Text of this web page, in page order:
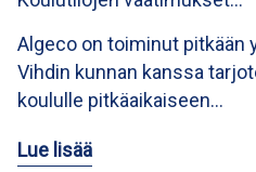
Algeco on toiminut pitkään
Vihdin kunnan kanssa
koululle pitkäaikaiseen…
Lue lisää